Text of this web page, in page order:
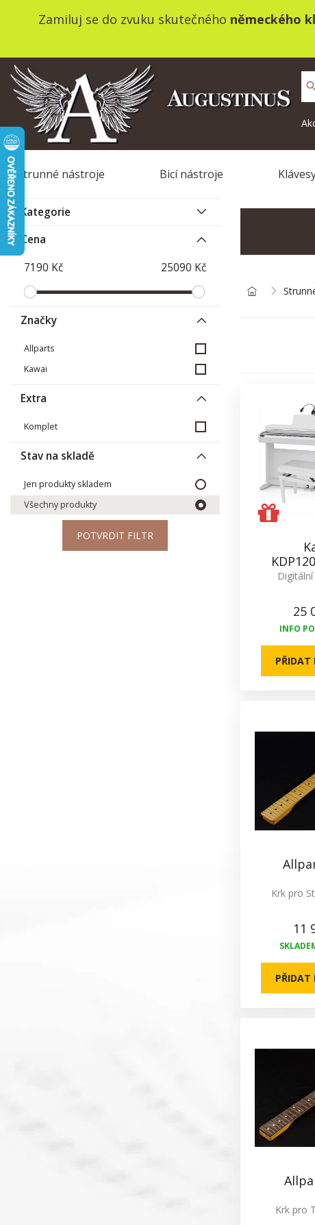
Zamiluj se do zvuku skutečného německého
Strunné nástroje Bicí nástroje
Kategorie
Cena
Značky
Allparts
Kawai
Extra
Komplet
Stav na skladě
Jen produkty skladem
Všechny produkty
POTVRDIT FILTR
25
INFO
PŘIDAT
Krk pro
11
PŘIDAT
Krk pro